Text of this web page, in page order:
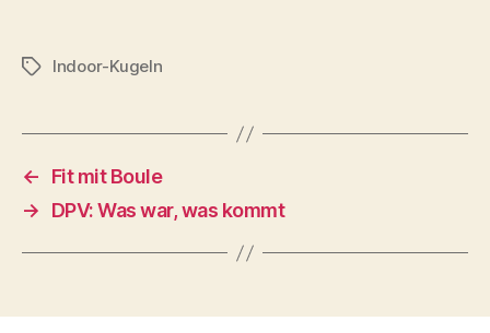
Schlagwörter
Indoor-Kugeln
←
Fit mit Boule
→
DPV: Was war, was kommt